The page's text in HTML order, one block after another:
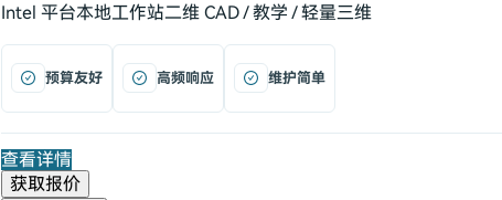
Intel 平台本地工作站二维 CAD / 教学 / 轻量三维
预算友好 高频响应 维护简单
查看详情
获取报价